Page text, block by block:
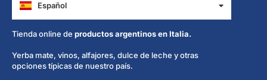
Español
Italiano
Tienda online de productos argentinos en Italia.
Yerba mate, vinos, alfajores, dulce de leche y otras
opciones típicas de nuestro país.